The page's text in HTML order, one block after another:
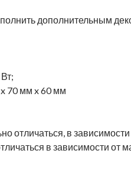
дополнительным
70 мм x 60 мм
отличаться, в
в зависимости от